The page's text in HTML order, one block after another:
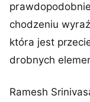
chodzeniu
która jest
drobnych
Ramesh